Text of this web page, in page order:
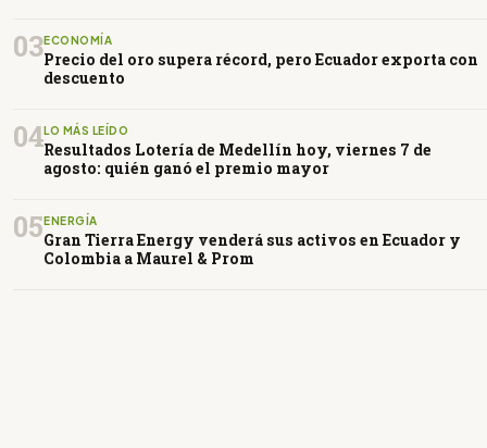
03ECONOMÍA
Precio del oro supera récord, pero Ecuador exporta con
descuento
04LO MÁS LEÍDO
Resultados Lotería de Medellín hoy, viernes 7 de
agosto: quién ganó el premio mayor
05 ENERGÍA
Gran Tierra Energy venderá sus activos en Ecuador y
Colombia a Maurel & Prom